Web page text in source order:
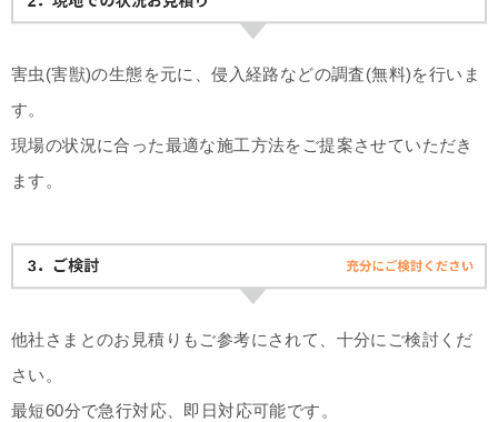
害虫(害獣)の生態を元に、侵入経路などの調査(無料)を行いま
す。
現場の状況に合った最適な施工方法をご提案させていただき
ます。
他社さまとのお見積りもご参考にされて、十分にご検討くだ
さい。
最短60分で急行対応、即日対応可能です。